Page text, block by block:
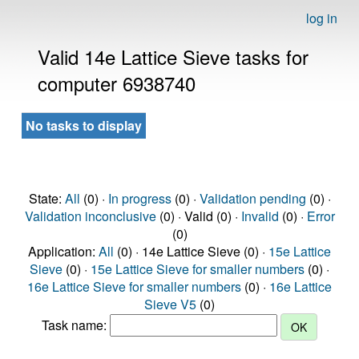
log in
Valid 14e Lattice Sieve tasks for
computer 6938740
No tasks to display
State: All (0) · In progress(0) · Validation pending (0) ·
Validation inconclusive(0) · Valid (0) · Invalid (0) · Error
(0)
Application: All (0) · 14e Lattice Sieve (0) · 15e Lattice
Sieve (0) · 15e Lattice Sieve for smaller numbers (0) ·
16e Lattice Sieve for smaller numbers (0) · 16e Lattice
Sieve V5 (0)
Task name: